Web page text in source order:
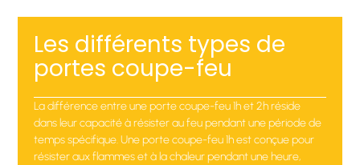
Les différents types de
portes coupe-feu
La différence entre une porte coupe-feu 1h et 2h réside
dans leur capacité à résister au feu pendant une période de
temps spécifique. Une porte coupe-feu 1h est conçue pour
résister aux flammes et à la chaleur pendant une heure,